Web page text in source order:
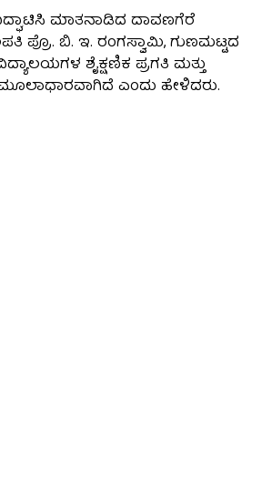
ಮಾತನಾಡಿದ ದಾವಣಗೆರೆ
ಪ್ರೊ. ಬಿ. ಇ. ರಂಗಸ್ವಾಮಿ, ಗುಣಮಟ್ಟದ
ಶೈಕ್ಷಣಿಕ ಪ್ರಗತಿ ಮತ್ತು
ಎಂದು ಹೇಳಿದರು.